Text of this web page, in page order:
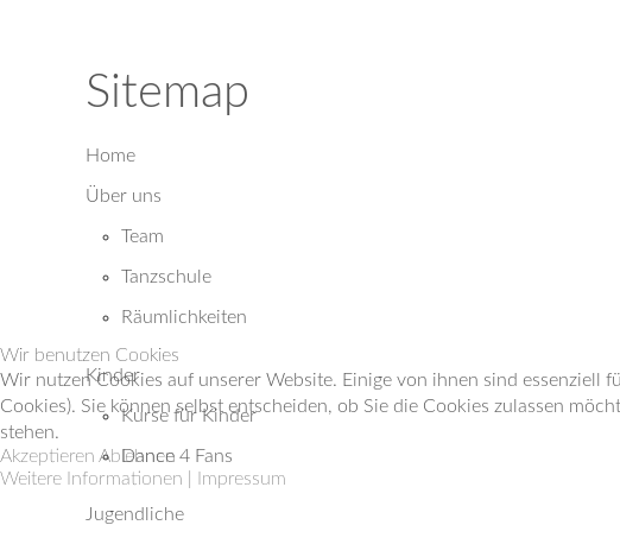
Sitemap
Home
Über uns
Team
Tanzschule
Räumlichkeiten
Kinder
Kurse für Kinder
Dance 4 Fans
Jugendliche
Wir benutzen Cookies
Wir nutzen Cookies auf unserer Website. Einige von ihnen sind essenziell
Cookies). Sie können selbst entscheiden, ob Sie die Cookies zulassen
stehen.
Akzeptieren Ablehnen
Weitere Informationen
Impressum